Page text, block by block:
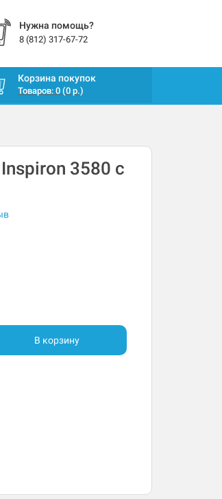
Нужна помощь?
8 (812) 317-67-72
Корзина покупок
Товаров: 0 (0 р.)
3580 с
В корзину